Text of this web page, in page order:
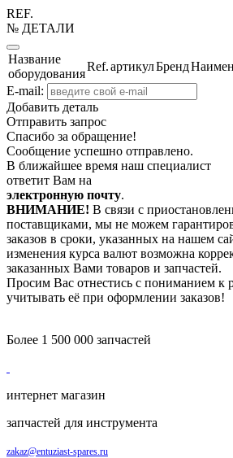
REF.
№ ДЕТАЛИ
Название
оборудования
Ref.артикулБренд
E-mail:
Добавить деталь
Отправить запрос
Спасибо за обращение!
Сообщение успешно отправлено.
В ближайшее время наш специалист
ответит Вам на
электронную почту.
ВНИМАНИЕ! В связи с
поставщиками, мы не можем
заказов в сроки, указанных на нашем
изменения курса валют возможна
заказанных Вами товаров и запчастей.
Просим Вас отнестись с пониманием к
учитывать её при оформлении заказов!
Более 1 500 000 запчастей
интернет магазин
запчастей для инструмента
zakaz@entuziast-spares.ru